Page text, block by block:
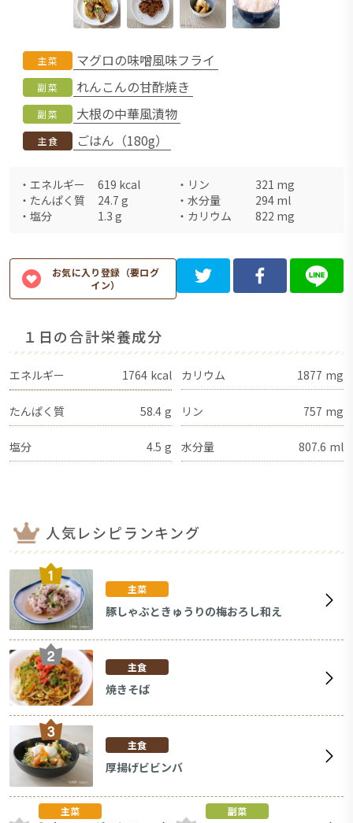
主菜 マグロの味噌風味フライ
副菜 れんこんの甘酢焼き
副菜 大根の中華風漬物
主食 ごはん（180g）
・ エネルギー 619 kcal ・ リン 321 mg
・ たんぱく質 24.7 g ・ 水分量 294 ml
・ 塩分 1.3 g ・ カリウム 822 mg
お気に入り登録（要ログ
イン）
１日の合計栄養成分
エネルギー 1764 kcal カリウム 1877 mg
たんぱく質 58.4 g リン 757 mg
塩分 4.5 g 水分量 807.6 ml
人気レシピランキング
主菜
豚しゃぶときゅうりの梅おろし和え
主食
焼きそば
主食
厚揚げビビンバ
主菜 副菜